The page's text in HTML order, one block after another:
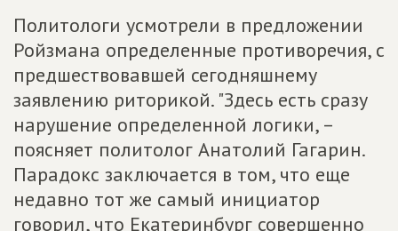
Политологи усмотрели в предложении
Ройзмана определенные противоречия, с
предшествовавшей сегодняшнему
заявлению риторикой. "Здесь есть сразу
нарушение определенной логики, –
поясняет политолог Анатолий Гагарин.
Парадокс заключается в том, что еще
недавно тот же самый инициатор
говорил, что Екатеринбург совершенно